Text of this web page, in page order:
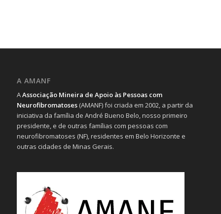
A AMANF
AAssociação Mineira de Apoio às Pessoas com
Neurofibromatoses(AMANF) foi criada em 2002, a partir da
iniciativa da família de André Bueno Belo, nosso primeiro
presidente, e de outras famílias com pessoas com
neurofibromatoses (NF), residentes em Belo Horizonte e
outras cidades de Minas Gerais.